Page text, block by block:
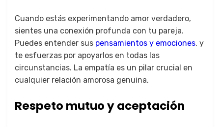
Cuando estás experimentando amor verdadero,
sientes una conexión profunda con tu pareja.
Puedes entender sus pensamientos y emociones, y
te esfuerzas por apoyarlos en todas las
circunstancias. La empatía es un pilar crucial en
cualquier relación amorosa genuina.
Respeto mutuo y aceptación